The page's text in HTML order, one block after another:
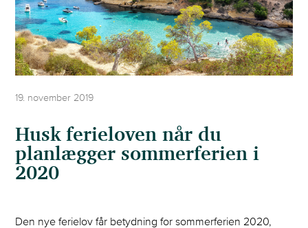
19. november 2019
Husk ferieloven når du
planlægger sommerferien i
2020
Den nye ferielov får betydning for sommerferien 2020,